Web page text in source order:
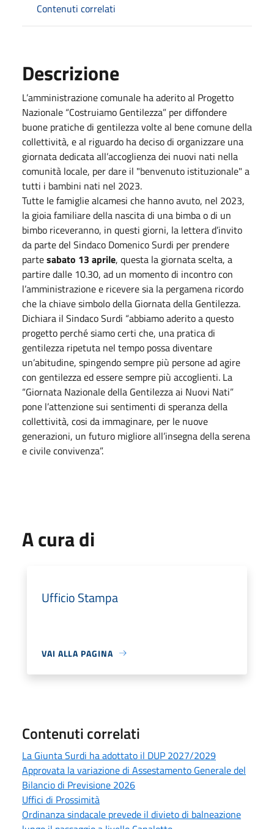
Contenuti correlati
Descrizione
L’amministrazione comunale ha aderito al Progetto
Nazionale “Costruiamo Gentilezza” per diffondere
buone pratiche di gentilezza volte al bene comune della
collettività, e al riguardo ha deciso di organizzare una
giornata dedicata all’accoglienza dei nuovi nati nella
comunità locale, per dare il "benvenuto istituzionale" a
tutti i bambini nati nel 2023.
Tutte le famiglie alcamesi che hanno avuto, nel 2023,
la gioia familiare della nascita di una bimba o di un
bimbo riceveranno, in questi giorni, la lettera d’invito
da parte del Sindaco Domenico Surdi per prendere
partesabato 13 aprile, questa la giornata scelta, a
partire dalle 10.30, ad un momento di incontro con
l’amministrazione e ricevere sia la pergamena ricordo
che la chiave simbolo della Giornata della Gentilezza.
Dichiara il Sindaco Surdi “abbiamo aderito a questo
progetto perché siamo certi che, una pratica di
gentilezza ripetuta nel tempo possa diventare
un’abitudine, spingendo sempre più persone ad agire
con gentilezza ed essere sempre più accoglienti. La
“Giornata Nazionale della Gentilezza ai Nuovi Nati”
pone l’attenzione sui sentimenti di speranza della
collettività, cosi da immaginare, per le nuove
generazioni, un futuro migliore all’insegna della serena
e civile convivenza”.
A cura di
Ufficio Stampa
VAI ALLA PAGINA
Contenuti correlati
La Giunta Surdi ha adottato il DUP 2027/2029
Approvata la variazione di Assestamento Generale del
Bilancio di Previsione 2026
Uffici di Prossimità
Ordinanza sindacale prevede il divieto di balneazione